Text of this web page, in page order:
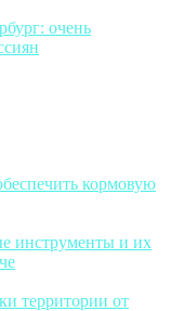
очень
кормовую
инструменты и их
территории от